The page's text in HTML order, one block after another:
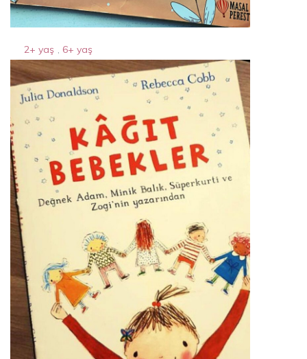
2+ yaş , 6+ yaş
kabuğuna sığmayan yengeç
7 Nisan 2024 By Acparantez.com 1 Min Reading